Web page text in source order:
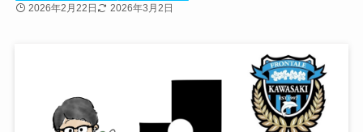
2026年2月22日 2026年3月2日